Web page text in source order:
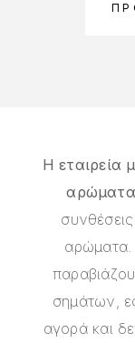
Η εταιρεία
αρώματα
αρώματα.
σημάτων,
αγορά και